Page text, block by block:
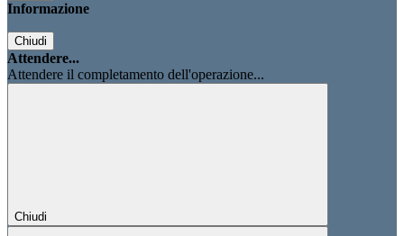
Informazione
Chiudi
Attendere...
Attendere il completamento dell'operazione...
Chiudi